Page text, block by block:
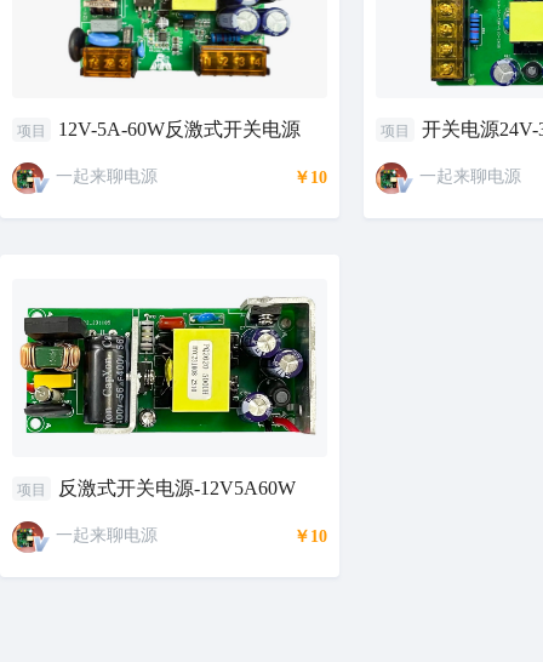
项目 12V-5A-60W反激式开关电源
一起来聊电源 ￥10
项目 开关电源24V-
一起来聊电源
项目 反激式开关电源-12V5A60W
一起来聊电源 ￥10